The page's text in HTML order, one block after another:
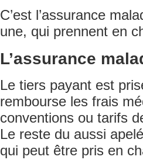
C’est l’assurance
une, qui prennent en
L’assurance
Le tiers payant est
rembourse les frais
conventions ou tarifs
Le reste du aussi
qui peut être pris en